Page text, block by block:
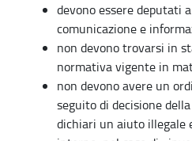
devono essere deputati
comunicazione e
non devono trovarsi in
normativa vigente in
non devono avere un
seguito di decisione
dichiari un aiuto illegale